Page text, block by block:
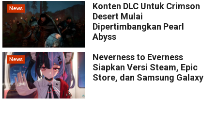
News
Konten DLC Untuk Crimson
Desert Mulai
Dipertimbangkan Pearl
Abyss
News
Neverness to Everness
Siapkan Versi Steam, Epic
Store, dan Samsung Galaxy